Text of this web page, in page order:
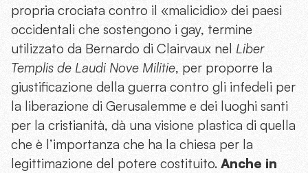
propria crociata contro il «malicidio» dei paesi
occidentali che sostengono i gay, termine
utilizzato da Bernardo di Clairvaux nel Liber
Templis de Laudi Nove Militie, per proporre la
giustificazione della guerra contro gli infedeli per
la liberazione di Gerusalemme e dei luoghi santi
per la cristianità, dà una visione plastica di quella
che è l’importanza che ha la chiesa per la
legittimazione del potere costituito. Anche in